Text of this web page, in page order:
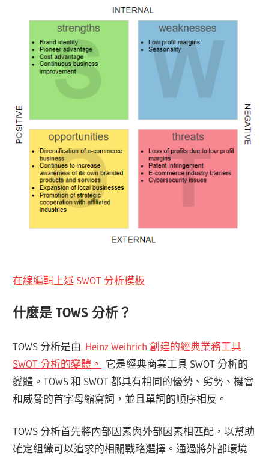
在線編輯上述 SWOT 分析模板
什麼是 TOWS 分析？
TOWS 分析是由 Heinz Weihrich 創建的經典業務工具
SWOT 分析的變體。
它是經典商業工具 SWOT 分析的
變體。TOWS 和 SWOT 都具有相同的優勢、劣勢、機會
和威脅的首字母縮寫詞，並且單詞的順序相反。
TOWS 分析首先將內部因素與外部因素相匹配，以幫助
確定組織可以追求的相關戰略選擇。通過將外部環境